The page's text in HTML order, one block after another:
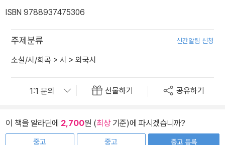
ISBN 9788937475306
주제분류 신간알림 신청
소설/시/희곡 > 시 > 외국시
선물하기 공유하기
이 책을 알라딘에 2,700원 (최상기준)에 파시겠습니까?
중고
중고
중고 등록